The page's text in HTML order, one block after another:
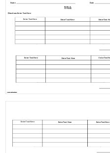
Name Date
TITLE :
Directions: Enter Text Here
Enter Text Here
Enter Text Here
Enter Text Here
Enter Text Here
Enter Text
Enter Text
www.storyboardthat.com
Enter Text Here Enter Text Here Enter Text Here